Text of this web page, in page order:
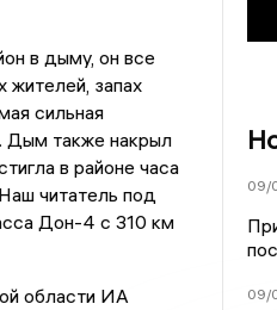
в дыму, он все
запах
сильная
Дым также накрыл
в районе часа
читатель под
Дон-4 с 310 км
области ИА
09/
09/